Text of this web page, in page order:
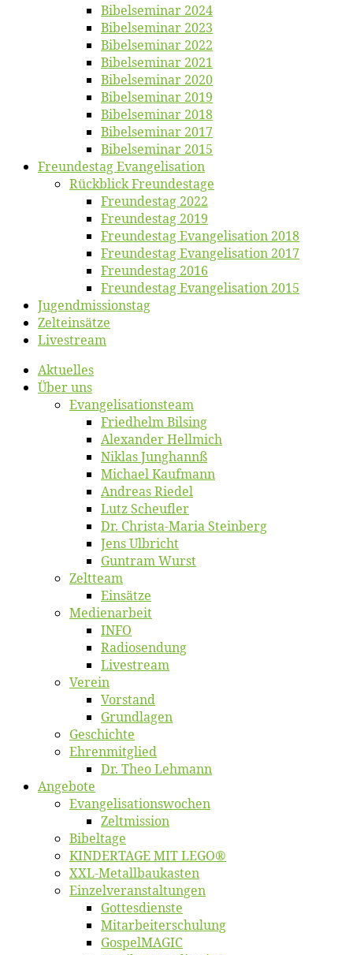
Bi­bel­se­mi­nar 2024
Bi­bel­se­mi­nar 2023
Bi­bel­se­mi­nar 2022
Bi­bel­se­mi­nar 2021
Bi­bel­se­mi­nar 2020
Bi­bel­se­mi­nar 2019
Bi­bel­se­mi­nar 2018
Bibelsemi­nar 2017
Bibelsemi­nar 2015
Freun­des­tag Evangelisation
Rück­blick Freundestage
Freun­des­tag 2022
Freun­des­tag 2019
Freun­des­tag Evan­ge­li­sa­ti­on 2018
Freun­des­tag Evan­ge­li­sa­ti­on 2017
Freun­des­tag 2016
Freun­des­tag Evan­ge­li­sa­ti­on 2015
Jugend­mis­sions­tag
Zelt­ein­sät­ze
Live­stream
Ak­tu­el­les
Über uns
Evangelisa­tions­team
Fried­helm Bilsing
Alex­an­der Hellmich
Ni­klas Junghannß
Mi­cha­el Kaufmann
An­dre­as Riedel
Lutz Scheuf­ler
Dr. Chris­­ta-Ma­ria Steinberg
Jens Ulb­richt
Gun­tram Wurst
Zelt­team
Ein­sät­ze
Me­di­en­ar­beit
INFO
Ra­dio­sen­dung
Live­stream
Ver­ein
Vor­stand
Grund­la­gen
Ge­schich­te
Eh­ren­mit­glied
Dr. Theo Lehmann
An­ge­bo­te
Evangelisa­tions­wo­chen
Zelt­mis­si­on
Bi­bel­ta­ge
KINDERTAGE MIT LEGO®
XXL-Me­­tal­l­­bau­­kas­­ten
Einzelver­an­stal­tungen
Got­tes­diens­te
Mitarbeiter­schulung
Gos­pel­MA­GIC